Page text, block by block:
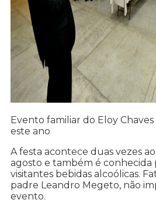
Evento familiar do Eloy
este ano
A festa acontece duas vezes
agosto e também é conhecida
visitantes bebidas alcoólicas.
padre Leandro Megeto, não
evento.